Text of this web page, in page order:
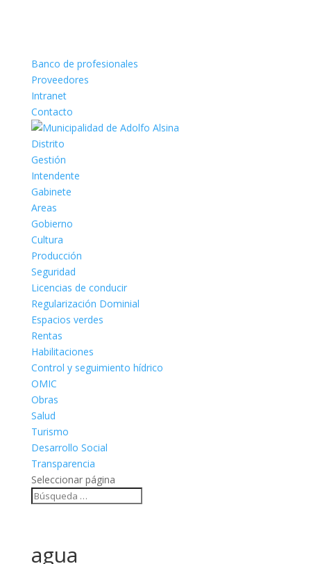
Banco de profesionales
Proveedores
Intranet
Contacto
Distrito
Gestión
Intendente
Gabinete
Areas
Gobierno
Cultura
Producción
Seguridad
Licencias de conducir
Regularización Dominial
Espacios verdes
Rentas
Habilitaciones
Control y seguimiento hídrico
OMIC
Obras
Salud
Turismo
Desarrollo Social
Transparencia
Seleccionar página
agua